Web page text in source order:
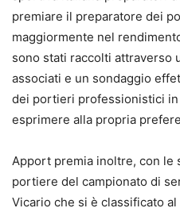
premiare il preparatore dei
maggiormente nel
sono stati raccolti attraverso
associati e un sondaggio
dei portieri professionistici in
esprimere alla propria
Apport premia inoltre, con le
portiere del campionato di
Vicario che si è classificato